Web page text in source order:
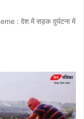
: देश में सड़क दुर्घटना में